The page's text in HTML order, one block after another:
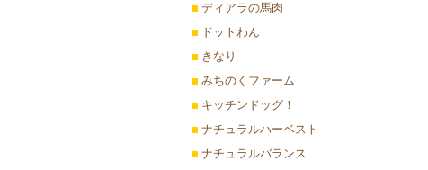
ディアラの馬肉
ドットわん
きなり
みちのくファーム
キッチンドッグ！
ナチュラルハーベスト
ナチュラルバランス